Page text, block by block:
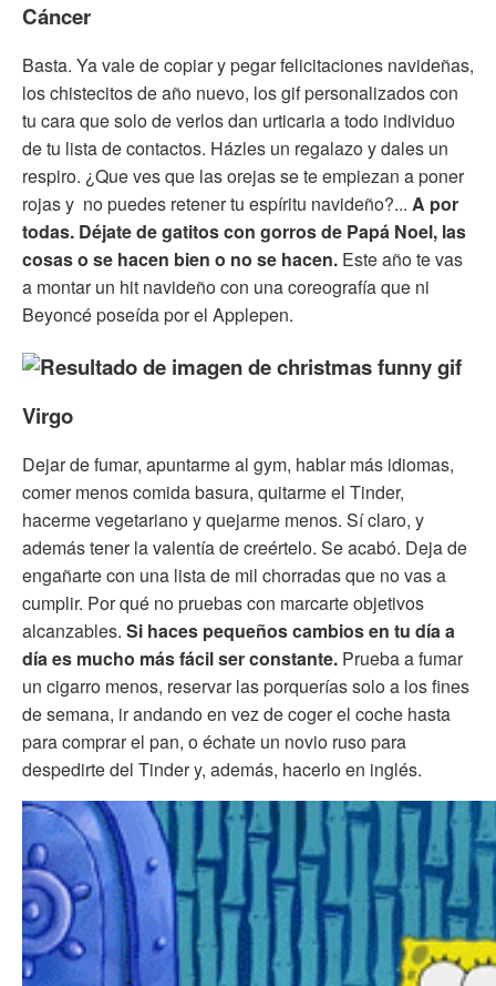
Cáncer
Basta. Ya vale de copiar y pegar felicitaciones navideñas,
los chistecitos de año nuevo, los gif personalizados con
tu cara que solo de verlos dan urticaria a todo individuo
de tu lista de contactos. Házles un regalazo y dales un
respiro. ¿Que ves que las orejas se te empiezan a poner
rojas y no puedes retener tu espíritu navideño?... A por
todas. Déjate de gatitos con gorros de Papá Noel, las
cosas o se hacen bien o no se hacen. Este año te vas
a montar un hit navideño con una coreografía que ni
Beyoncé poseída por el Applepen.
Virgo
Dejar de fumar, apuntarme al gym, hablar más idiomas,
comer menos comida basura, quitarme el Tinder,
hacerme vegetariano y quejarme menos. Sí claro, y
además tener la valentía de creértelo. Se acabó. Deja de
engañarte con una lista de mil chorradas que no vas a
cumplir. Por qué no pruebas con marcarte objetivos
alcanzables. Si haces pequeños cambios en tu día a
día es mucho más fácil ser constante. Prueba a fumar
un cigarro menos, reservar las porquerías solo a los fines
de semana, ir andando en vez de coger el coche hasta
para comprar el pan, o échate un novio ruso para
despedirte del Tinder y, además, hacerlo en inglés.